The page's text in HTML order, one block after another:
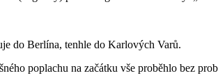
do Berlína, tenhle do Karlových Varů.
poplachu na začátku vše proběhlo bez